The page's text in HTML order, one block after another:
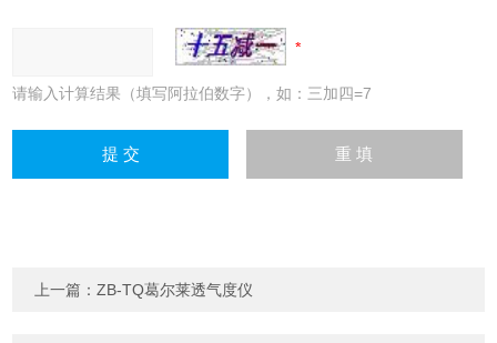
请输入计算结果（填写阿拉伯数字），如：三加四=7
上一篇：ZB-TQ葛尔莱透气度仪